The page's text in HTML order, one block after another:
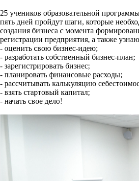
25 учеников образовательной
пять дней пройдут шаги, которые
создания бизнеса с момента
регистрации предприятия, а также
- оценить свою бизнес-идею;
- разработать собственный бизнес-план;
- зарегистрировать бизнес;
- планировать финансовые расходы;
- рассчитывать калькуляцию
- взять стартовый капитал;
- начать свое дело!